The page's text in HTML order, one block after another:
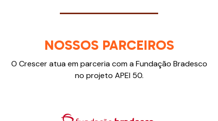
NOSSOS PARCEIROS
O Crescer atua em parceria com a Fundação Bradesco
no projeto APEI 50.